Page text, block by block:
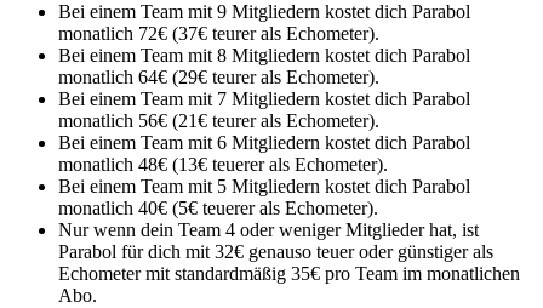
Bei einem Team mit 9 Mitgliedern kostet dich Parabol
monatlich 72€ (37€ teurer als Echometer).
Bei einem Team mit 8 Mitgliedern kostet dich Parabol
monatlich 64€ (29€ teurer als Echometer).
Bei einem Team mit 7 Mitgliedern kostet dich Parabol
monatlich 56€ (21€ teurer als Echometer).
Bei einem Team mit 6 Mitgliedern kostet dich Parabol
monatlich 48€ (13€ teuerer als Echometer).
Bei einem Team mit 5 Mitgliedern kostet dich Parabol
monatlich 40€ (5€ teuerer als Echometer).
Nur wenn dein Team 4 oder weniger Mitglieder hat, ist
Parabol für dich mit 32€ genauso teuer oder günstiger als
Echometer mit standardmäßig 35€ pro Team im monatlichen
Abo.